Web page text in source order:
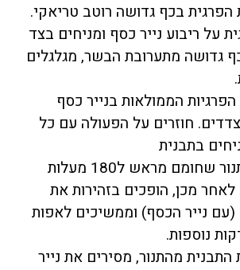
בכף גדושה רוטב טריאקי.
על ריבוע נייר כסף ומניחים בצד
גדושה מתערובת הבשר, מגלגלים
הממולאות בנייר כסף
חוזרים על הפעולה עם כל
בתבנית
מכניסים לתנור שחומם מראש ל180 מעלות
לאחר מכן, הופכים בזהירות את
(עם נייר הכסף) וממשיכים לאפות
התבנית מהתנור, מסירים את נייר